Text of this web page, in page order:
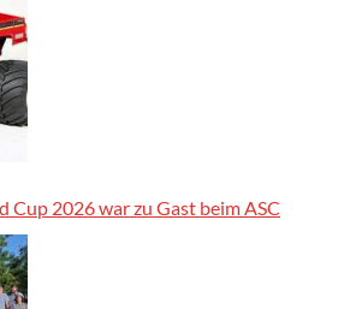
Cup 2026 war zu Gast beim ASC